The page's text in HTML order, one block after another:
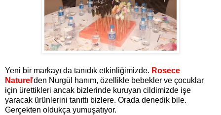
Yeni bir markayı da tanıdık etkinliğimizde. Rosece
Naturel 'den Nurgül hanım, özellikle bebekler ve çocuklar
için ürettikleri ancak bizlerinde kuruyan cildimizde işe
yaracak ürünlerini tanıttı bizlere. Orada denedik bile.
Gerçekten oldukça yumuşatıyor.